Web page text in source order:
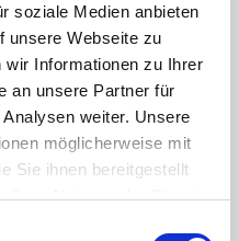
soziale Medien anbieten
unsere Webseite zu
wir Informationen zu Ihrer
an unsere Partner für
weiter. Unsere
möglicherweise mit
Sie ihnen bereitgestellt
Ihrer Nutzung der Dienste
90°
Schlauchtülle